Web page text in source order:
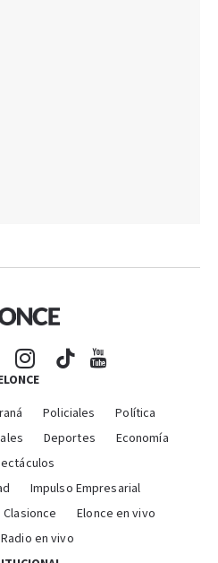
Policiales
Política
Deportes
Economía
Impulso Empresarial
Clasionce
Elonce en vivo
en vivo